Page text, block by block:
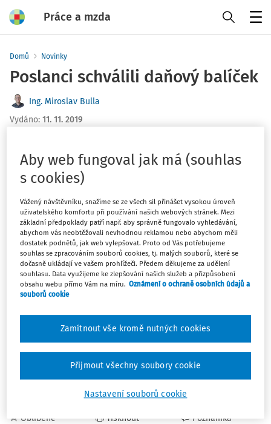
Práce a mzda
Domů Novinky
Poslanci schválili daňový balíček
Ing. Miroslav Bulla
Vydáno: 11. 11. 2019
Poslanecká sněmovna schválila vládní daňový balíček.
Návrh s účinností od 1. 1. 2020 zvyšuje zdanění
tabákových výrobků, tvrdého alkoholu, loterií a
hazardních her,ruší se výjimka ze zdanění úroků z
korunových dluhopisů emitovaných před 1. 1. 2013, mění se
metoda tvorby technických rezerv pojišťoven, zvyšuje se
poplatek za vklad do katastru nemovitostí (z 1 000 Kč na
2 000 Kč). Upravuje se osvobození od daně z nemovitostí u
některých ploch (meze, příkopy, stromořadí, mokřady,
bažiny), zvyšuje se limit pro osvobození od spotřební daně
Zákon nyní míří do Senátu, který ho pravděpodobně
bude vetovat.
Chcete dostávat týdeník s krátkými zprávami do svého e-
mailu? Pořiďte sipředplatné.
Oblíbené Tisknout Poznámka
Aby web fungoval jak má (souhlas
s cookies)
Vážený návštěvníku, snažíme se ze všech sil přinášet vysokou úroveň
uživatelského komfortu při používání našich webových stránek. Mezi
základní předpoklady patří např. aby správně fungovalo vyhledávání,
abychom vás neobtěžovali nevhodnou reklamou nebo abychom měli
dostatek podnětů, jak web vylepšovat. Proto od Vás potřebujeme
souhlas se zpracováním souborů cookies, tj. malých souborů, které se
dočasně ukládají ve vašem prohlížeči. Předem děkujeme za udělení
souhlasu. Data využijeme ke zlepšování našich služeb a přizpůsobení
obsahu webu přímo Vám na míru. Oznámení o ochraně osobních údajů a
souborů cookie
Nastavení souborů cookie
Zamítnout vše kromě nutných cookies
Přijmout všechny soubory cookie